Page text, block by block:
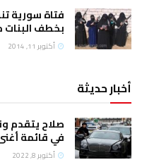
فتاة سورية
بخطف
أكتوبر 11, 2014
أخبار حديثة
صلاح يتقدم
في قائمة
أكتوبر 8, 2022